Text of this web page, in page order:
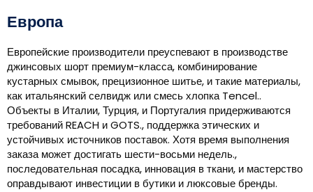
Европа
Европейские производители преуспевают в производстве
джинсовых шорт премиум-класса, комбинирование
кустарных смывок, прецизионное шитье, и такие материалы,
как итальянский селвидж или смесь хлопка Tencel..
Объекты в Италии, Турция, и Португалия придерживаются
требований REACH и GOTS., поддержка этических и
устойчивых источников поставок. Хотя время выполнения
заказа может достигать шести-восьми недель.,
последовательная посадка, инновация в ткани, и мастерство
оправдывают инвестиции в бутики и люксовые бренды.